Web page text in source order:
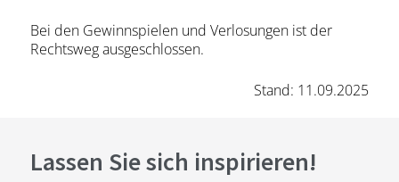
Bei den Gewinnspielen und Verlosungen ist der
Rechtsweg ausgeschlossen.
Stand: 11.09.2025
Lassen Sie sich inspirieren!